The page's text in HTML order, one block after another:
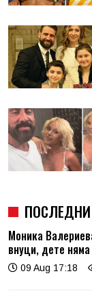
ПОСЛЕДНИ
Моника
внуци, дете
09 Aug 17:18